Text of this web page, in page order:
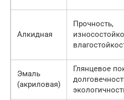
Алкидная
Прочность,
Эмаль
(акриловая)
Глянцевое